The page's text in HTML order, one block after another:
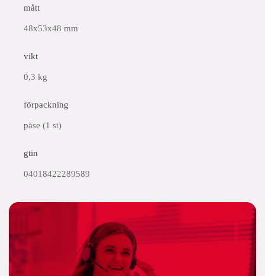
mått
48x53x48 mm
vikt
0,3 kg
förpackning
påse (1 st)
gtin
04018422289589